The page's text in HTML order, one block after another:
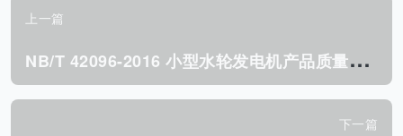
上一篇
N
B/T 42096-2016 小型水轮发电机产品质量控制规范.pdf
下一篇